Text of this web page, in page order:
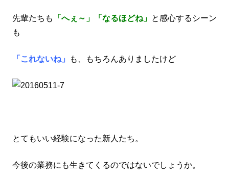
先輩たちも 「へぇ～」「なるほどね」 と感心するシーン
も
「これないね」 も、もちろんありましたけど
とてもいい経験になった新人たち。
今後の業務にも生きてくるのではないでしょうか。